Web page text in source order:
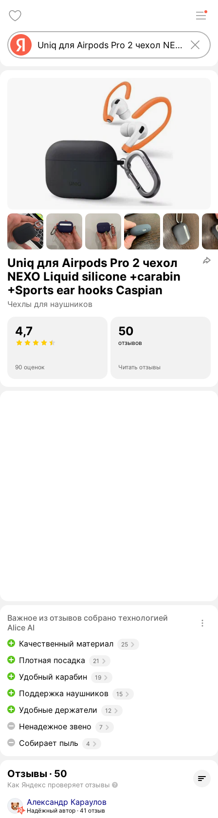
Uniq для Airpods Pro 2 чехол
NEXO Liquid silicone +carabin
+Sports ear hooks Caspian
Чехлы для наушников
4,7
90 оценок
50
отзывов
Читать отзывы
Важное из отзывов собрано технологией
Alice AI
Качественный материал
25
Плотная посадка 21
Удобный карабин 19
Поддержка наушников 15
Удобные держатели 12
Ненадежное звено 7
Собирает пыль 4
Отзывы · 50
Как Яндекс проверяет отзывы
Александр Караулов
Надёжный автор 41 отзыв